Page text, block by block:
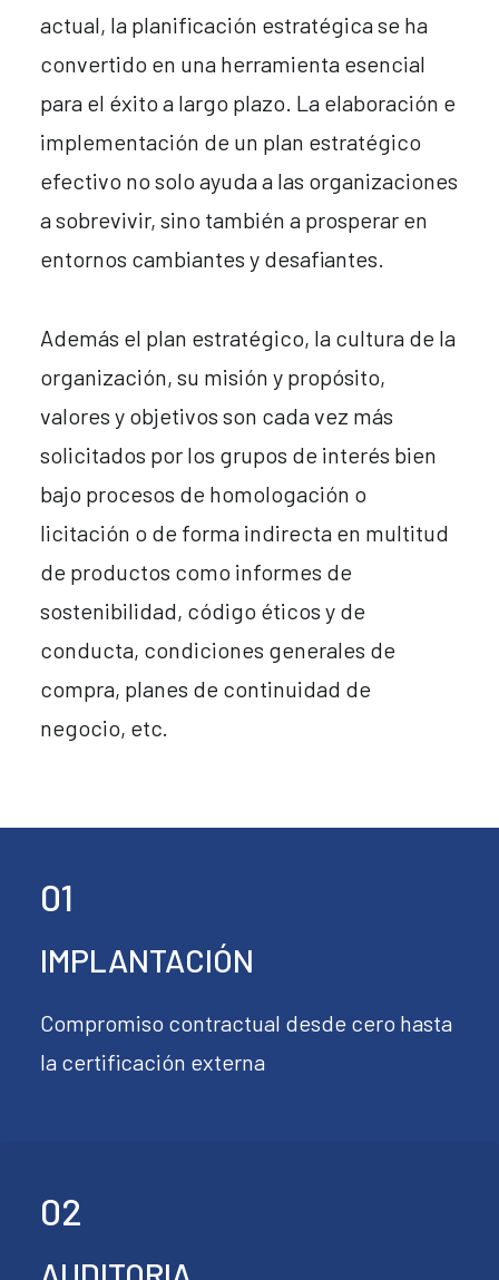
actual, la planificación estratégica se ha
convertido en una herramienta esencial
para el éxito a largo plazo. La elaboración e
implementación de un plan estratégico
efectivo no solo ayuda a las organizaciones
a sobrevivir, sino también a prosperar en
entornos cambiantes y desafiantes.
Además el plan estratégico, la cultura de la
organización, su misión y propósito,
valores y objetivos son cada vez más
solicitados por los grupos de interés bien
bajo procesos de homologación o
licitación o de forma indirecta en multitud
de productos como informes de
sostenibilidad, código éticos y de
conducta, condiciones generales de
compra, planes de continuidad de
negocio, etc.
01
IMPLANTACIÓN
Compromiso contractual desde cero hasta
la certificación externa
02